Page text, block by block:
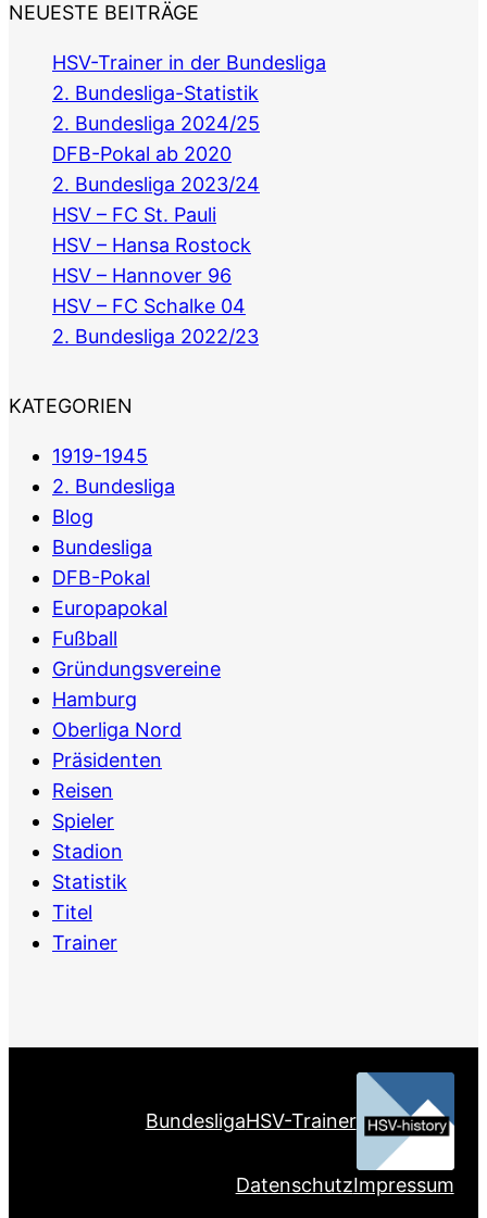
NEUESTE BEITRÄGE
HSV-Trainer in der Bundesliga
2. Bundesliga-Statistik
2. Bundesliga 2024/25
DFB-Pokal ab 2020
2. Bundesliga 2023/24
HSV – FC St. Pauli
HSV – Hansa Rostock
HSV – Hannover 96
HSV – FC Schalke 04
2. Bundesliga 2022/23
KATEGORIEN
1919-1945
2. Bundesliga
Blog
Bundesliga
DFB-Pokal
Europapokal
Fußball
Gründungsvereine
Hamburg
Oberliga Nord
Präsidenten
Reisen
Spieler
Stadion
Statistik
Titel
Trainer
BundesligaHSV-Trainer
DatenschutzImpressum